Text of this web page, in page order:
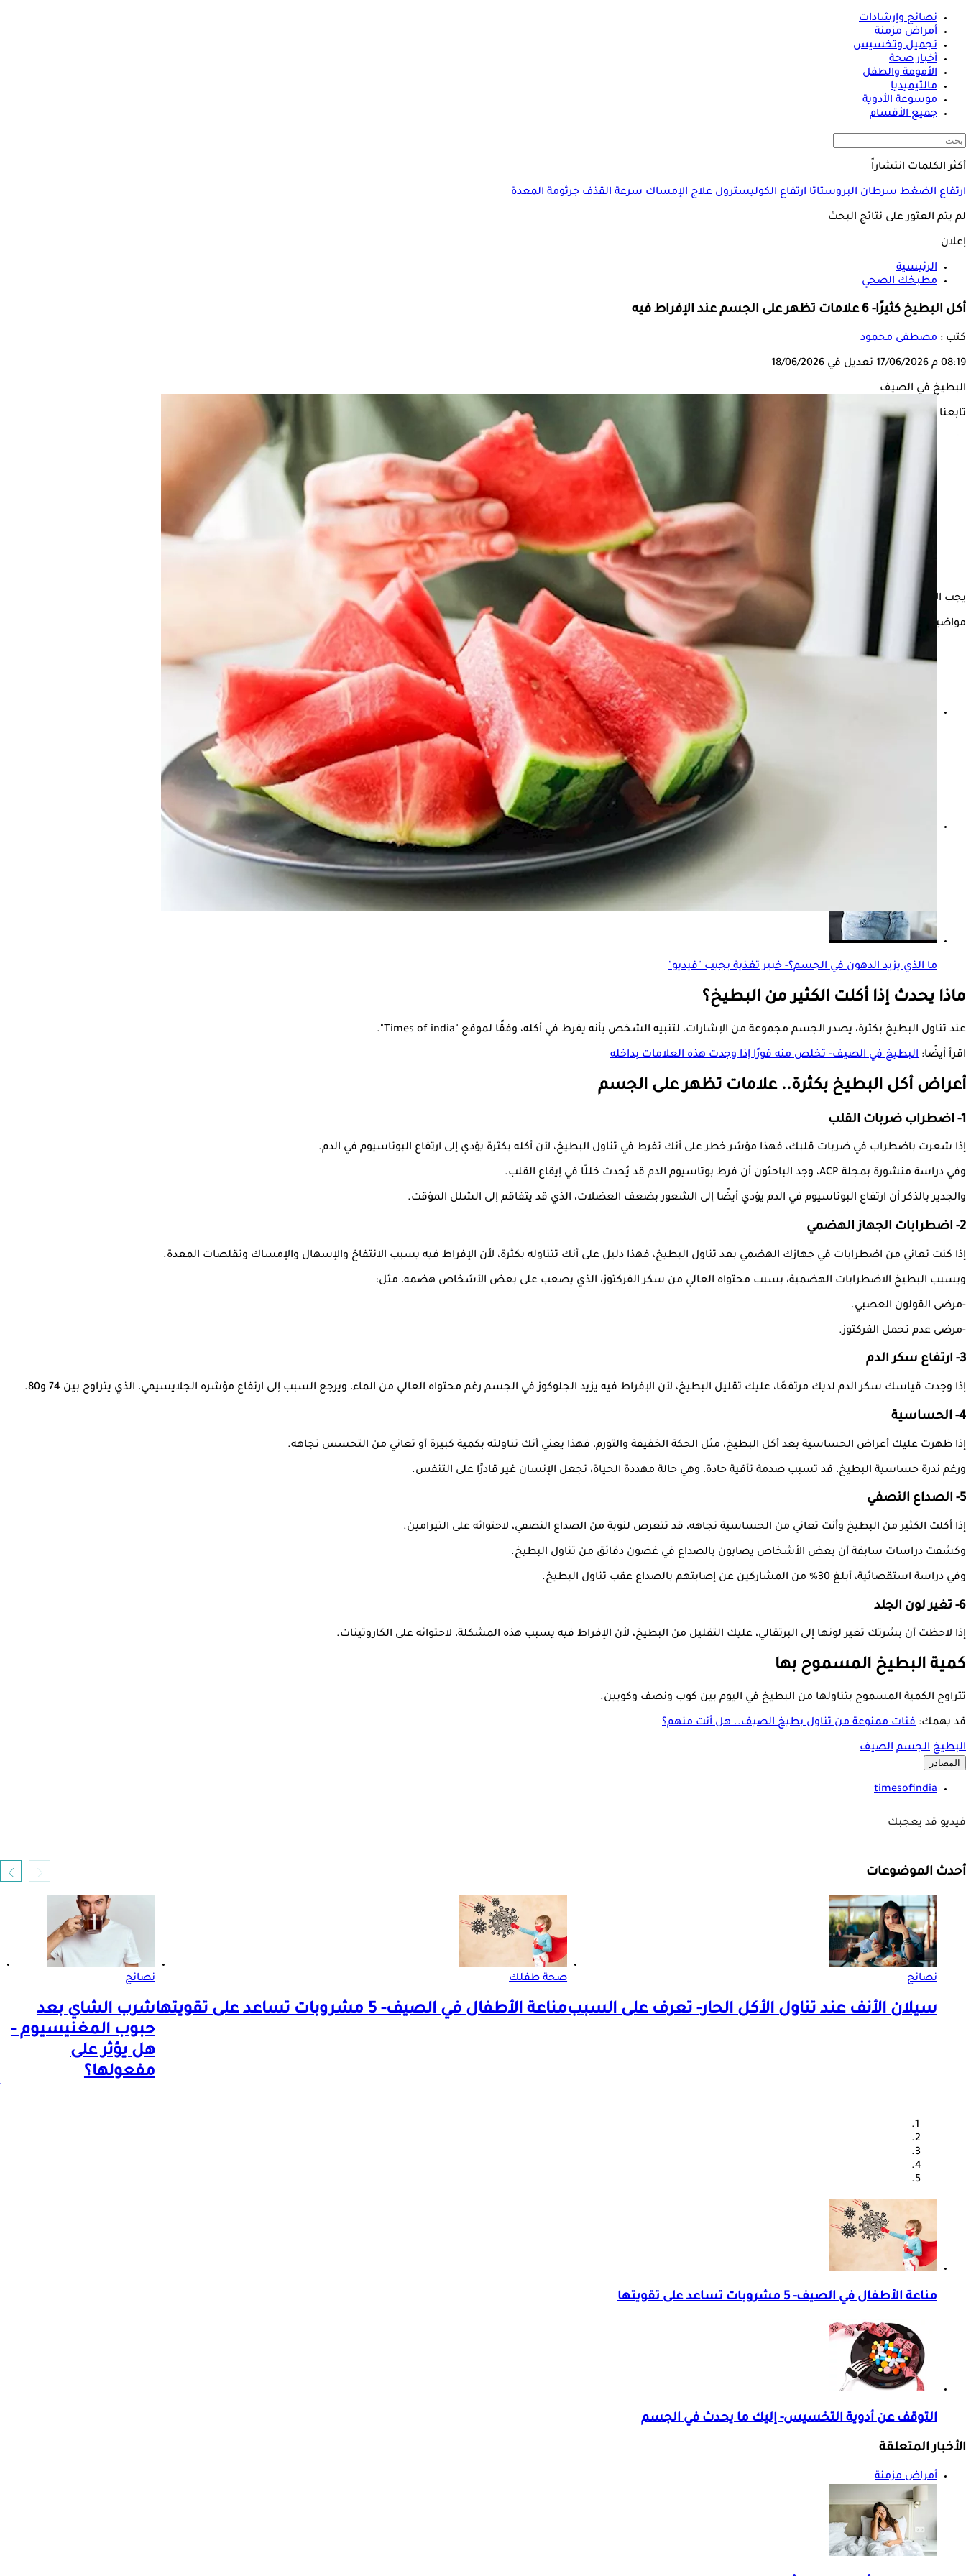
نصائح وإرشادات
أمراض مزمنة
تجميل وتخسيس
أخبار صحة
الأمومة والطفل
مالتيميديا
موسوعة الأدوية
جميع الأقسام
أكثر الكلمات انتشاراً
ارتفاع الضغطسرطان البروستاتاارتفاع الكوليسترولعلاج الإمساكسرعة القذفجرثومة المعدة
لم يتم العثور على نتائج البحث
إعلان
الرئيسية
مطبخك الصحي
أكل البطيخ كثيرًا- 6 علامات تظهر على الجسم عند الإفراط فيه
كتب : مصطفى محمود
08:19 م 17/06/2026 تعديل في 18/06/2026
البطيخ في الصيف
تابعنا على
يجب الانتباه جيدًا للكمية المستهلكة من البطيخعند تناوله في فصل الصيف، لأن الإفراط فيه يهدد ببعض الأضرار.
مواضيع ذات صلة
عصير البطيخ والضغط- ماذا يحدث له عند تناوله بانتظام؟
ما الذي يزيد الدهون في الجسم؟- خبير تغذية يجيب "فيديو"
ماذا يحدث إذا أكلت الكثير من البطيخ؟
عند تناول البطيخ بكثرة، يصدر الجسم مجموعة من الإشارات، لتنبيه الشخص بأنه يفرط في أكله، وفقًا لموقع "Times of india".
اقرأ أيضًا: البطيخ في الصيف- تخلص منه فورًا إذا وجدت هذه العلامات بداخله
أعراض أكل البطيخ بكثرة.. علامات تظهر على الجسم
1- اضطراب ضربات القلب
إذا شعرت باضطراب في ضربات قلبك، فهذا مؤشر خطر على أنك تفرط في تناول البطيخ، لأن أكله بكثرة يؤدي إلى ارتفاع البوتاسيوم في الدم.
وفي دراسة منشورة بمجلة ACP، وجد الباحثون أن فرط بوتاسيوم الدم قد يُحدث خللًا في إيقاع القلب.
والجدير بالذكر أن ارتفاع البوتاسيوم في الدم يؤدي أيضًا إلى الشعور بضعف العضلات، الذي قد يتفاقم إلى الشلل المؤقت.
2- اضطرابات الجهاز الهضمي
إذا كنت تعاني من اضطرابات في جهازك الهضمي بعد تناول البطيخ، فهذا دليل على أنك تتناوله بكثرة، لأن الإفراط فيه يسبب الانتفاخ والإسهال والإمساك وتقلصات المعدة.
ويسبب البطيخ الاضطرابات الهضمية، بسبب محتواه العالي من سكر الفركتوز، الذي يصعب على بعض الأشخاص هضمه، مثل:
-مرضى القولون العصبي.
-مرضى عدم تحمل الفركتوز.
3- ارتفاع سكر الدم
إذا وجدت قياسك سكر الدم لديك مرتفعًا، عليك تقليل البطيخ، لأن الإفراط فيه يزيد الجلوكوز في الجسم رغم محتواه العالي من الماء، ويرجع السبب إلى ارتفاع مؤشره الجلايسيمي، الذي يتراوح بين 74 و80.
4- الحساسية
إذا ظهرت عليك أعراض الحساسية بعد أكل البطيخ، مثل الحكة الخفيفة والتورم، فهذا يعني أنك تناولته بكمية كبيرة أو تعاني من التحسس تجاهه.
ورغم ندرة حساسية البطيخ، قد تسبب صدمة تأقية حادة، وهي حالة مهددة الحياة، تجعل الإنسان غير قادرًا على التنفس.
5- الصداع النصفي
إذا أكلت الكثير من البطيخ وأنت تعاني من الحساسية تجاهه، قد تتعرض لنوبة من الصداع النصفي، لاحتوائه على التيرامين.
وكشفت دراسات سابقة أن بعض الأشخاص يصابون بالصداع في غضون دقائق من تناول البطيخ.
وفي دراسة استقصائية، أبلغ 30% من المشاركين عن إصابتهم بالصداع عقب تناول البطيخ.
6- تغير لون الجلد
إذا لاحظت أن بشرتك تغير لونها إلى البرتقالي، عليك التقليل من البطيخ، لأن الإفراط فيه يسبب هذه المشكلة، لاحتوائه على الكاروتينات.
كمية البطيخ المسموح بها
تتراوح الكمية المسموح بتناولها من البطيخ في اليوم بين كوب ونصف وكوبين.
قد يهمك: فئات ممنوعة من تناول بطيخ الصيف.. هل أنت منهم؟
البطيخ الجسم الصيف
المصادر
timesofindia
فيديو قد يعجبك
أحدث الموضوعات
نصائح
سيلان الأنف عند تناول الأكل الحار- تعرف على السبب
صحة طفلك
مناعة الأطفال في الصيف- 5 مشروبات تساعد على تقويتها
نصائح
شرب الشاي بعد
حبوب المغنيسيوم -
هل يؤثر على
مفعولها؟
مناعة الأطفال في الصيف- 5 مشروبات تساعد على تقويتها
التوقف عن أدوية التخسيس- إليك ما يحدث في الجسم
الأخبار المتعلقة
أمراض مزمنة